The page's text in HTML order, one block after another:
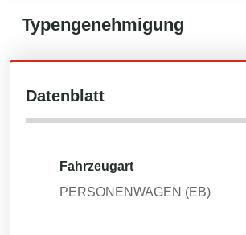
Typengenehmigung
Datenblatt
Fahrzeugart
PERSONENWAGEN (EB)